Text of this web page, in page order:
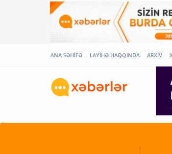
ANA SƏHİFƏ LAYİHƏ HAQQINDA ARXİV